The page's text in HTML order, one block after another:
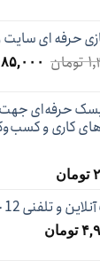
حرفه ای
تومان قیمت
بود.
حرفه‌ای جهت
کاری و
از
تومان
و تلفنی 12 جلسه‌ای
تومان